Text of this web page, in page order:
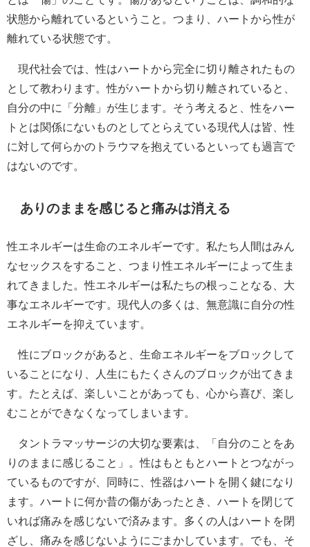
状態から離れているということ。つまり、ハートから性が
離れている状態です。
現代社会では、性はハートから完全に切り離されたもの
として教わります。性がハートから切り離されていると、
自分の中に「分離」が生じます。そう考えると、性をハー
トとは関係にないものとしてとらえている現代人は皆、性
に対して何らかのトラウマを抱えているといっても過言で
はないのです。
ありのままを感じると痛みは消える
性エネルギーは生命のエネルギーです。私たち人間はみん
なセックスをすること、つまり性エネルギーによって生ま
れてきました。性エネルギーは私たちの根っことなる、大
事なエネルギーです。現代人の多くは、無意識に自分の性
エネルギーを抑えています。
性にブロックがあると、生命エネルギーをブロックして
いることになり、人生にもたくさんのブロックが出てきま
す。たとえば、楽しいことがあっても、心から喜び、楽し
むことができなくなってしまいます。
タントラマッサージの大切な要素は、「自分のことをあ
りのままに感じること」。性はもともとハートとつながっ
ているものですが、同時に、性器はハートを開く鍵になり
ます。ハートに何か昔の傷があったとき、ハートを閉じて
いれば痛みを感じないで済みます。多くの人はハートを閉
ざし、痛みを感じないようにごまかしています。でも、そ